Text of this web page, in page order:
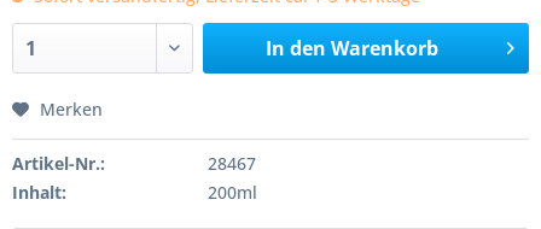
In den Warenkorb
Merken
Artikel-Nr.:
28467
Inhalt:
200ml